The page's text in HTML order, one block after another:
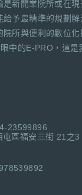
是新開業院所或在
給予最精準的規劃
院所與便利的數位
中的E-PRO，這是
23599896
屯區福安三街 21之3